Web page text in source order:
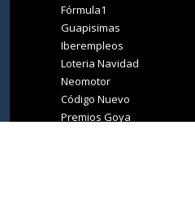
Fórmula1
Guapisimas
Iberempleos
Loteria Navidad
Neomotor
Código Nuevo
Premios Goya